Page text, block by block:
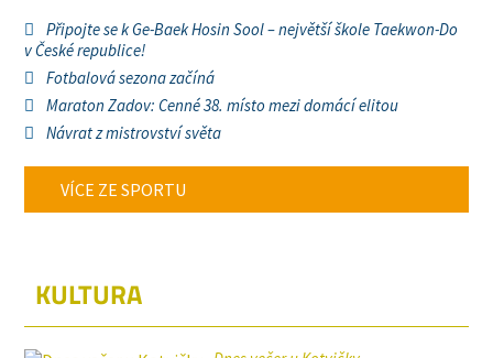
Připojte se k Ge-Baek Hosin Sool – největší škole Taekwon-Do
v České republice!
Fotbalová sezona začíná
Maraton Zadov: Cenné 38. místo mezi domácí elitou
Návrat z mistrovství světa
VÍCE ZE SPORTU
KULTURA